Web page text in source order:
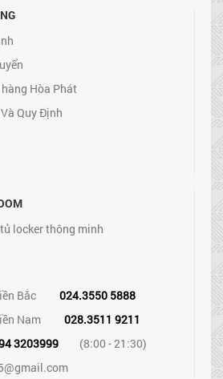
Hòa Phát
Quy Định
locker thông minh
Bắc
024.3550 5888
Nam
028.3511 9211
3203999
(8:00 - 21:30)